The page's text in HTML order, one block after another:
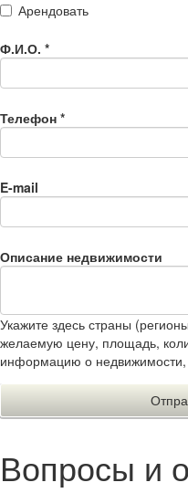
Арендовать
Ф.И.О. *
Телефон *
E-mail
Описание недвижимости
Укажите здесь страны
желаемую цену, площадь,
информацию о недвижимости,
Вопросы и